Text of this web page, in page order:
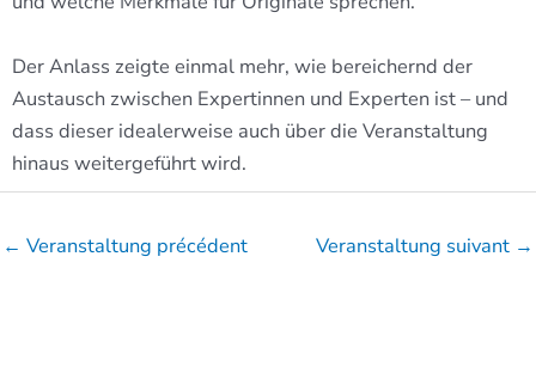
Der Anlass zeigte einmal mehr, wie bereichernd der
Austausch zwischen Expertinnen und Experten ist – und
dass dieser idealerweise auch über die Veranstaltung
hinaus weitergeführt wird.
← Veranstaltung précédent Veranstaltung suivant →